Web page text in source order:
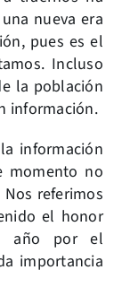
nueva era
pues es el
Incluso
la población
información.
información
momento no
referimos
el honor
año por el
importancia